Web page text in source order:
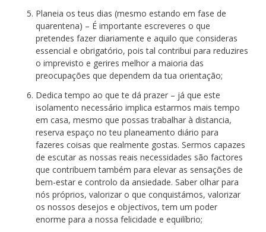
Planeia os teus dias (mesmo estando em fase de
quarentena) – É importante escreveres o que
pretendes fazer diariamente e aquilo que consideras
essencial e obrigatório, pois tal contribui para reduzires
o imprevisto e gerires melhor a maioria das
preocupações que dependem da tua orientação;
Dedica tempo ao que te dá prazer – já que este
isolamento necessário implica estarmos mais tempo
em casa, mesmo que possas trabalhar à distancia,
reserva espaço no teu planeamento diário para
fazeres coisas que realmente gostas. Sermos capazes
de escutar as nossas reais necessidades são factores
que contribuem também para elevar as sensações de
bem-estar e controlo da ansiedade. Saber olhar para
nós próprios, valorizar o que conquistámos, valorizar
os nossos desejos e objectivos, tem um poder
enorme para a nossa felicidade e equilíbrio;